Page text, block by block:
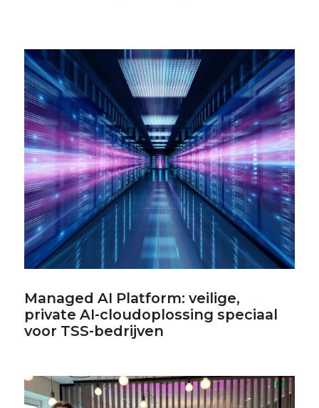
Managed AI Platform: veilige,
private AI-cloudoplossing speciaal
voor TSS-bedrijven